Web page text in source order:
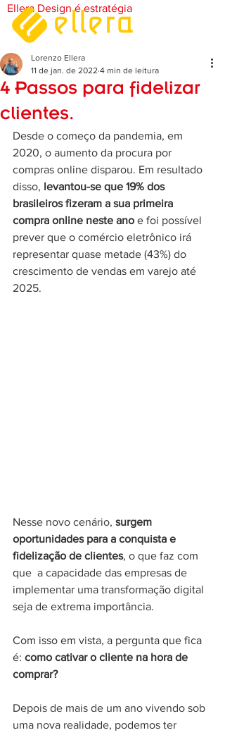
Ellera Design é estratégia
4 Passos para fidelizar
clientes.
Lorenzo Ellera
11 de jan. de 2022 4 min de leitura
Desde o começo da pandemia, em
2020, o aumento da procura por
compras online disparou. Em resultado
disso, levantou-se que 19% dos
brasileiros fizeram a sua primeira
compra online neste ano e foi possível
prever que o comércio eletrônico irá
representar quase metade (43%) do
crescimento de vendas em varejo até
2025.
Nesse novo cenário, surgem
oportunidades para a conquista e
fidelização de clientes, o que faz com
que  a capacidade das empresas de
implementar uma transformação digital
seja de extrema importância.
Com isso em vista, a pergunta que fica
é: como cativar o cliente na hora de
comprar?
Depois de mais de um ano vivendo sob
uma nova realidade, podemos ter